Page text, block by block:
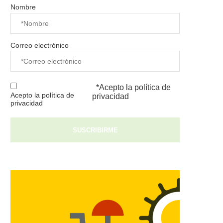
Nombre
Correo electrónico
Acepto la política de
privacidad
*Acepto la política de
privacidad